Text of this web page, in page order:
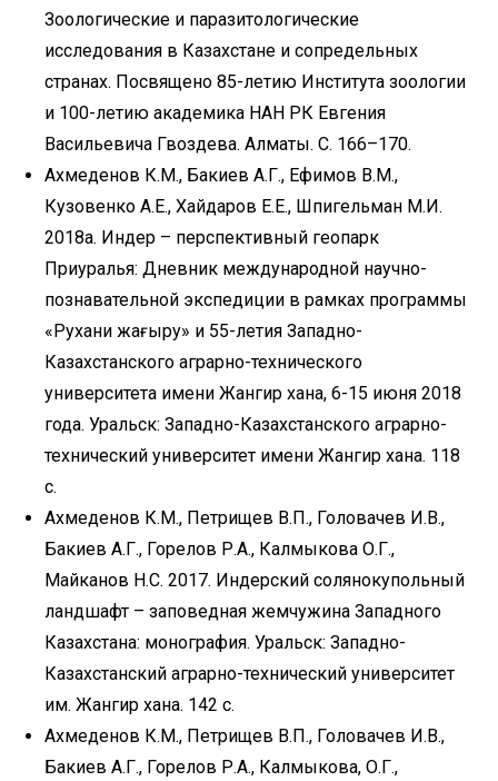
Зоологические и паразитологические
исследования в Казахстане и сопредельных
странах. Посвящено 85-летию Института зоологии
и 100-летию академика НАН РК Евгения
Васильевича Гвоздева. Алматы. С. 166–170.
Ахмеденов К.М., Бакиев А.Г., Ефимов В.М.,
Кузовенко А.Е., Хайдаров Е.Е., Шпигельман М.И.
2018a. Индер – перспективный геопарк
Приуралья: Дневник международной научно-
познавательной экспедиции в рамках программы
«Рухани жаңғыру» и 55-летия Западно-
Казахстанского аграрно-технического
университета имени Жангир хана, 6-15 июня 2018
года. Уральск: Западно-Казахстанского аграрно-
технический университет имени Жангир хана. 118
с.
Ахмеденов К.М., Петрищев В.П., Головачев И.В.,
Бакиев А.Г., Горелов Р.А., Калмыкова О.Г.,
Майканов Н.С. 2017. Индерский солянокупольный
ландшафт – заповедная жемчужина Западного
Казахстана: монография. Уральск: Западно-
Казахстанский аграрно-технический университет
им. Жангир хана. 142 с.
Ахмеденов К.М., Петрищев В.П., Головачев И.В.,
Бакиев А.Г., Горелов Р.А., Калмыкова, О.Г.,